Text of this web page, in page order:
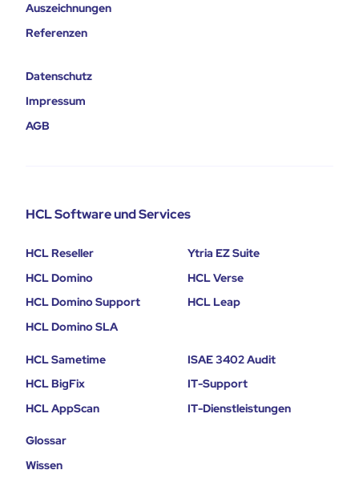
Auszeichnungen
Referenzen
Datenschutz
Impressum
AGB
HCL Software und Services
HCL Reseller
HCL Domino
HCL Domino Support
HCL Domino SLA
Ytria EZ Suite
HCL Verse
HCL Leap
HCL Sametime
HCL BigFix
HCL AppScan
ISAE 3402 Audit
IT-Support
IT-Dienstleistungen
Glossar
Wissen